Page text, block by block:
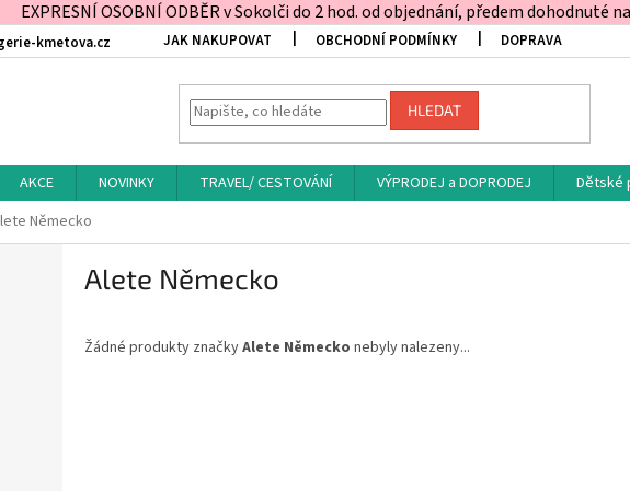
EXPRESNÍ OSOBNÍ ODBĚR v Sokolči do 2 hod. od objednání, předem dohodnuté
kmetova.cz JAK NAKUPOVAT OBCHODNÍ PODMÍNKY DOPRAVA
HLEDAT
AKCE NOVINKY TRAVEL/ CESTOVÁNÍ VÝPRODEJ a DOPRODEJ Dětské
Německo
Alete Německo
Žádné produkty značkyAlete Německo nebyly nalezeny...